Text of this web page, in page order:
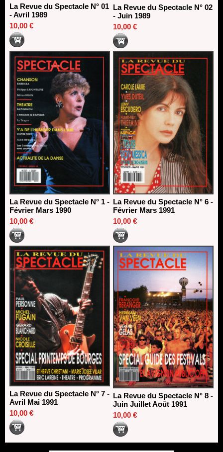
La Revue du Spectacle N° 01
- Avril 1989
10,00 €
La Revue du Spectacle N° 02
- Juin 1989
10,00 €
La Revue du Spectacle N° 1 -
Février Mars 1990
10,00 €
La Revue du Spectacle N° 6 -
Février Mars 1991
10,00 €
La Revue du Spectacle N° 7 -
Avril Mai 1991
10,00 €
La Revue du Spectacle N° 8 -
Juin Juillet Août 1991
10,00 €